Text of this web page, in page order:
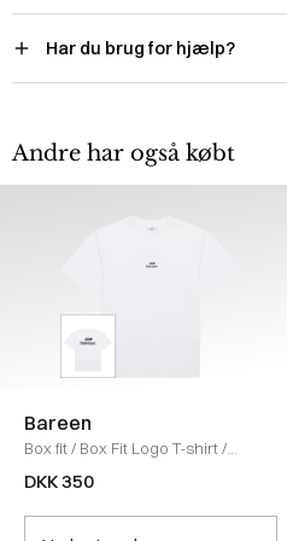
Har du brug for hjælp?
Andre har også købt
Bareen
Box fit/ Box Fit Logo T-shirt/
WHITE
DKK 350